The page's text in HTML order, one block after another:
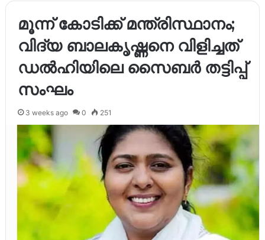
മൂന്ന് കോടിക്ക് മന്ത്രിസ്ഥാനം;
വിദ്യ ബാലകൃഷ്ണനെ വിളിച്ചത്
ഡൽഹിയിലെ സൈബർ തട്ടിപ്പ്
സംഘം
3 weeks ago 0 251